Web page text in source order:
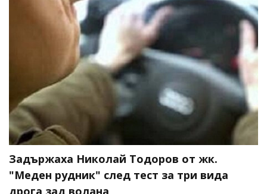
Задържаха Николай Тодоров от жк.
"Меден рудник" след тест за три вида